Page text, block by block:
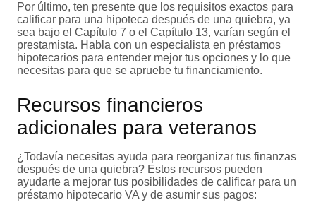
Por último, ten presente que los requisitos exactos para
calificar para una hipoteca después de una quiebra, ya
sea bajo el Capítulo 7 o el Capítulo 13, varían según el
prestamista. Habla con un especialista en préstamos
hipotecarios para entender mejor tus opciones y lo que
necesitas para que se apruebe tu financiamiento.
Recursos financieros
adicionales para veteranos
¿Todavía necesitas ayuda para reorganizar tus finanzas
después de una quiebra? Estos recursos pueden
ayudarte a mejorar tus posibilidades de calificar para un
préstamo hipotecario VA y de asumir sus pagos: